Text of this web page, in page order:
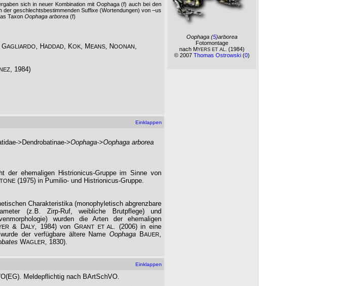
sich in neuer Kombination mit Oophaga (f) auch bei den
der geschlechtsbestimmenden Suffixe (Wortendungen) von –us
Taxon Oophaga arborea (f)
, GAGLIARDO , HADDAD , KOK , M EANS , NOONAN
, 1984)
Einklappen
>Dendrobatinae->Oophaga->Oophaga arborea
der ehemaligen Histrionicus-Gruppe im Sinne von
(1975) in Pumilio- und Histrionicus-Gruppe.
Charakteristika (monophyletisch abgrenzbare
(z.B. Zirp-Ruf, weibliche Brutpflege) und
wurden die Arten der ehemaligen
& DALY , 1984) von GRANT ET AL
. (2006) in eine
der verfügbare ältere NameOophaga BAUER
WAGLER , 1830).
Einklappen
Meldepflichtig nach BArtSchVO.
Oophaga (5)arborea
Fotomontage
nach MYERS ET AL . (1984)
© 2007 Thomas Ostrowski (0)